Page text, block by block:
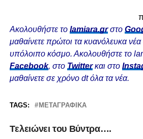
Ακολουθήστε το lamiara.grστο
μαθαίνετε πρώτοι τα κυανόλευκα
υπόλοιπο κόσμο. Ακολουθήστε το
Facebook, στο Twitterκαι στο
μαθαίνετε σε χρόνο dt όλα τα νέα.
TAGS: ΜΕΤΑΓΡΑΦΙΚΆ
Tελειώνει του Βύντρα….